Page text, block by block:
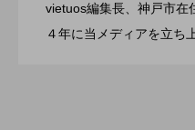
vietuos編集長、神戸市在
４年に当メディアを立ち
2022.06.21
催。運営ス